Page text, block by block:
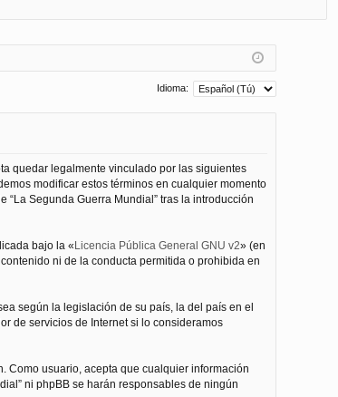
ca
rs
Idioma:
quedar legalmente vinculado por las siguientes
modificar estos términos en cualquier momento
Segunda Guerra Mundial” tras la introducción
bajo la « Licencia Pública General GNU v2» (en
ni de la conducta permitida o prohibida en
según la legislación de su país, la del país en el
de servicios de Internet si lo consideramos
Como usuario, acepta que cualquier información
ni phpBB se harán responsables de ningún